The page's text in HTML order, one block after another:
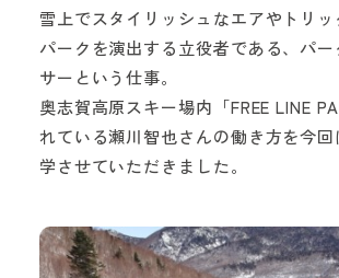
お問い合わせフ
雪上でスタイリッシュなエアやトリッ
パークを演出する立役者である、パ
サーという仕事。
奥志賀高原スキー場内「FREE LINE
れている瀬川智也さんの働き方を今
学させていただきました。